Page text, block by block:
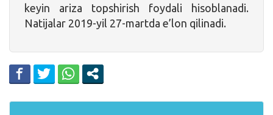
keyin ariza topshirish foydali hisoblanadi.
Natijalar 2019-yil 27-martda e’lon qilinadi.